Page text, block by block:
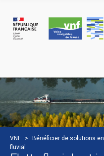
VNF >
Bénéficier de solutions
fluvial